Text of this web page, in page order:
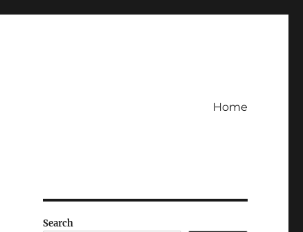
Home
Search